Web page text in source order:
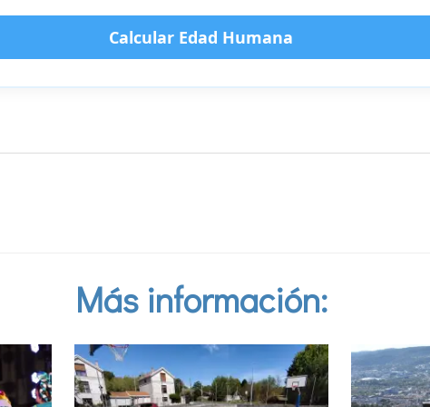
Calcular Edad Humana
Más información: